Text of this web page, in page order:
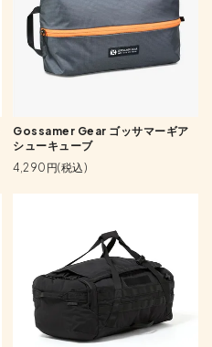
Gossamer Gear ゴッサマーギア
シューキューブ
4,290円(税込)